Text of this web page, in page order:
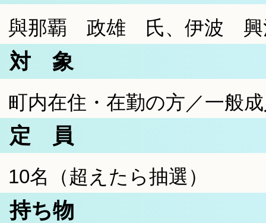
與那覇 政雄 氏、伊波 興
対 象
町内在住・在勤の方／一般
定 員
10名（超えたら抽選）
持ち物